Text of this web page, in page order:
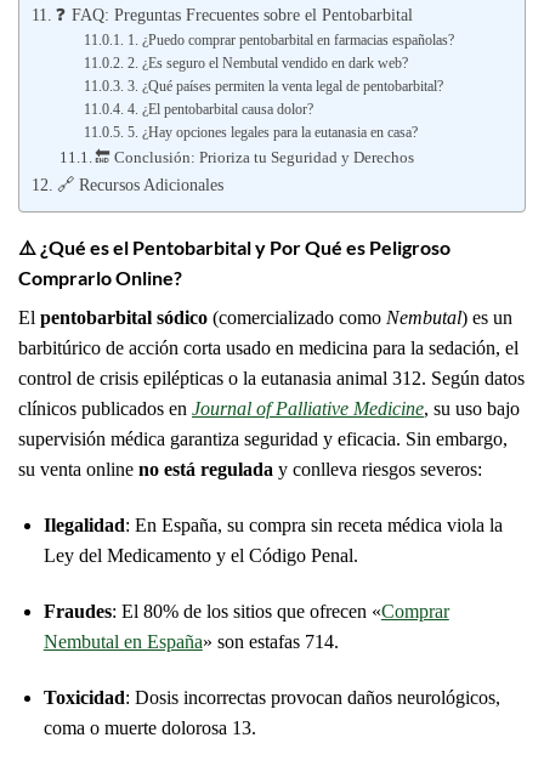
❓ FAQ: Preguntas Frecuentes sobre el Pentobarbital
1. ¿Puedo comprar pentobarbital en farmacias españolas?
2. ¿Es seguro el Nembutal vendido en dark web?
3. ¿Qué países permiten la venta legal de pentobarbital?
4. ¿El pentobarbital causa dolor?
5. ¿Hay opciones legales para la eutanasia en casa?
🔚 Conclusión: Prioriza tu Seguridad y Derechos
🔗 Recursos Adicionales
⚠️ ¿Qué es el Pentobarbital y Por Qué es Peligroso
Comprarlo Online?
El pentobarbital sódico (comercializado como Nembutal) es un
barbitúrico de acción corta usado en medicina para la sedación, el
control de crisis epilépticas o la eutanasia animal 312. Según datos
clínicos publicados en Journal of Palliative Medicine, su uso bajo
supervisión médica garantiza seguridad y eficacia. Sin embargo,
su venta online no está regulada y conlleva riesgos severos:
Ilegalidad: En España, su compra sin receta médica viola la
Ley del Medicamento y el Código Penal.
Fraudes: El 80% de los sitios que ofrecen «Comprar
Nembutal en España» son estafas 714.
Toxicidad: Dosis incorrectas provocan daños neurológicos,
coma o muerte dolorosa 13.